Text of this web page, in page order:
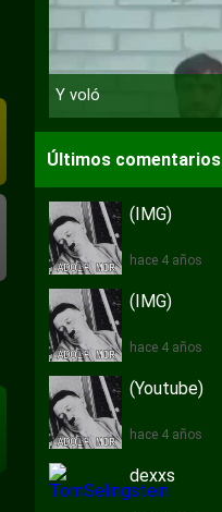
Y voló
Últimos comentarios
(IMG)
hace 4 años
(IMG)
hace 4 años
(Youtube)
hace 4 años
dexxs